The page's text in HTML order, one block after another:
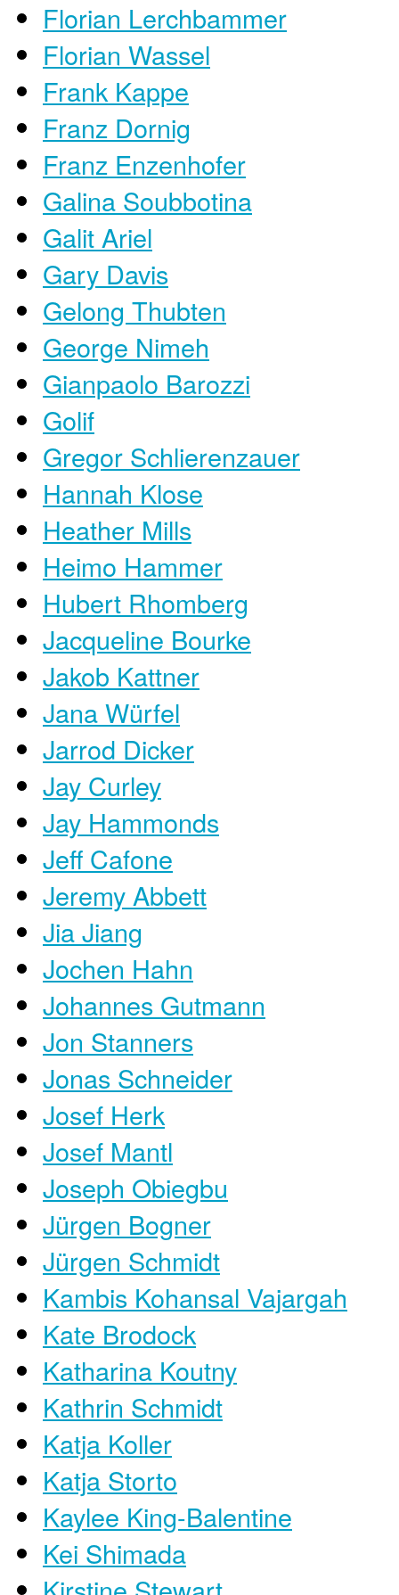
Florian Lerchbammer
Florian Wassel
Frank Kappe
Franz Dornig
Franz Enzenhofer
Galina Soubbotina
Galit Ariel
Gary Davis
Gelong Thubten
George Nimeh
Gianpaolo Barozzi
Golif
Gregor Schlierenzauer
Hannah Klose
Heather Mills
Heimo Hammer
Hubert Rhomberg
Jacqueline Bourke
Jakob Kattner
Jana Würfel
Jarrod Dicker
Jay Curley
Jay Hammonds
Jeff Cafone
Jeremy Abbett
Jia Jiang
Jochen Hahn
Johannes Gutmann
Jon Stanners
Jonas Schneider
Josef Herk
Josef Mantl
Joseph Obiegbu
Jürgen Bogner
Jürgen Schmidt
Kambis Kohansal Vajargah
Kate Brodock
Katharina Koutny
Kathrin Schmidt
Katja Koller
Katja Storto
Kaylee King-Balentine
Kei Shimada